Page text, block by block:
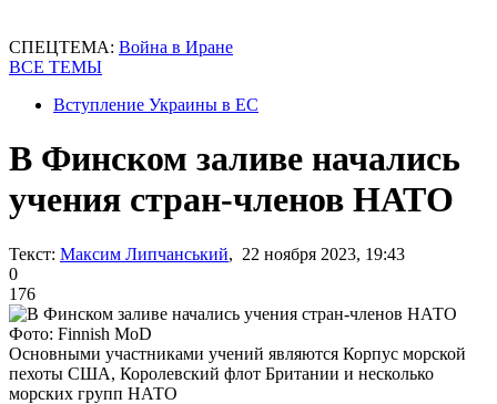
СПЕЦТЕМА: Война в Иране
ВСЕ ТЕМЫ
Вступление Украины в ЕС
В Финском заливе начались
учения стран-членов НАТО
Текст: Максим Липчанський, 22 ноября 2023, 19:43
0
176
Фото: Finnish MoD
Основными участниками учений являются Корпус морской
пехоты США, Королевский флот Британии и несколько
морских групп НАТО